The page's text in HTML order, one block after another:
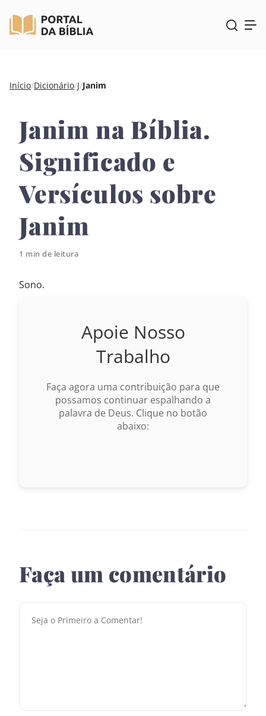
Pular
conteúdo
Início/Dicionário/J/Janim
Janim na Bíblia.
Significado e
Versículos sobre
Janim
1 min de leitura
Sono.
Apoie Nosso
Trabalho
Faça agora uma contribuição para que
possamos continuar espalhando a
palavra de Deus. Clique no botão
abaixo:
Faça um comentário